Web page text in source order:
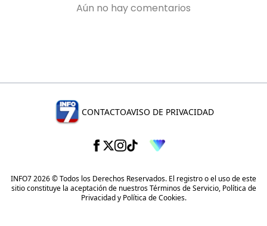
CONTACTOAVISO DE PRIVACIDAD
INFO7 2026 © Todos los Derechos Reservados. El registro o el uso de este
sitio constituye la aceptación de nuestrosTérminos de Servicio, Política de
Privacidady Política de Cookies.